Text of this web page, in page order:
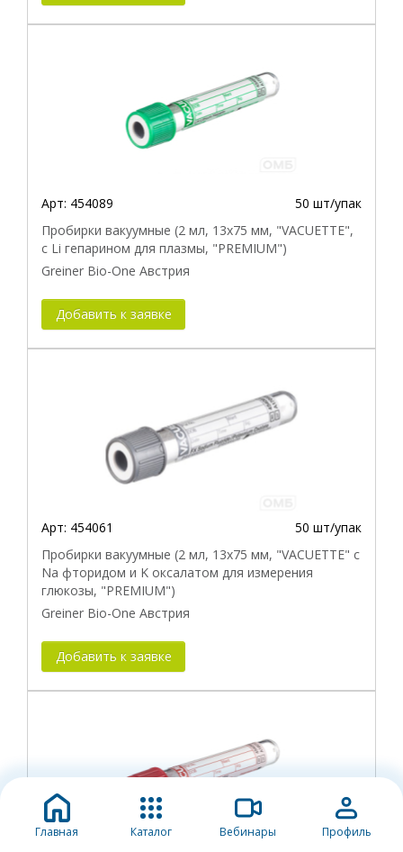
Арт: 454089
50 шт/упак
Пробирки вакуумные (2 мл, 13х75 мм, "VACUETTE",
с Li гепарином для плазмы, "PREMIUM")
Greiner Bio-One Австрия
Добавить к заявке
Арт: 454061
50 шт/упак
Пробирки вакуумные (2 мл, 13х75 мм, "VACUETTE" с
Na фторидом и K оксалатом для измерения
глюкозы, "PREMIUM")
Greiner Bio-One Австрия
Добавить к заявке
Главная Каталог Вебинары Профиль